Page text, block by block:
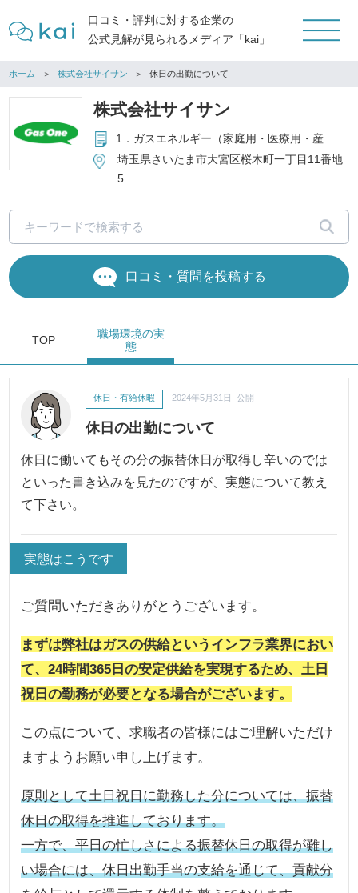
口コミ・評判に対する企業の
公式見解が見られるメディア「kai」
ホーム 株式会社サイサン 休日の出勤について
株式会社サイサン
1．ガスエネルギー（家庭用・医療用・産業用）供給および販売 2．各種高圧ガス関連機器の販売・設計施工 3．LPガスの集団供給設備設計施工 4．都市ガス・コミュニティーガス供給プラントなどの設計施工 5．各種石油製品の販売 6．ミネラルウォーター「Water One」宅配事業 7．住宅設備機器の販売・設計施工「リフォーム･ワン」 8．都市ガス事業 9．浄水型ウォーターサーバーのレンタル
埼玉県さいたま市大宮区桜木町一丁目11番地
5
口コミ・質問を投稿する
TOP
職場環境の実
態
休日の出勤について
休日・有給休暇 2024年5月31日 公開
休日に働いてもその分の振替休日が取得し辛いのでは
といった書き込みを見たのですが、実態について教え
て下さい。
実態はこうです
ご質問いただきありがとうございます。
まずは弊社はガスの供給というインフラ業界におい
て、24時間365日の安定供給を実現するため、土日
祝日の勤務が必要となる場合がございます。
この点について、求職者の皆様にはご理解いただけ
ますようお願い申し上げます。
原則として土日祝日に勤務した分については、振替
休日の取得を推進しております。
一方で、平日の忙しさによる振替休日の取得が難し
い場合には、休日出勤手当の支給を通じて、貢献分